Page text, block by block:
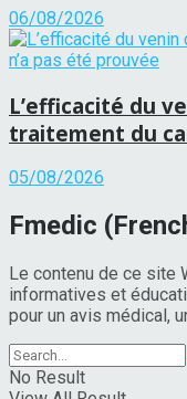
06/08/2026
L’efficacité du
traitement du
05/08/2026
Fmedic
Le contenu de ce site
informatives et
pour un avis médical,
No Result